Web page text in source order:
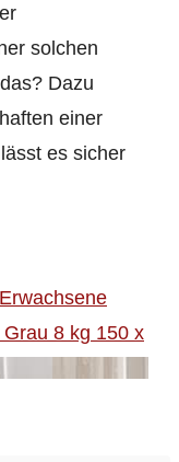
solchen
Dazu
einer
es sicher